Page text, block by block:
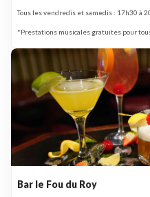
Tous les vendredis et samedis : 17h30 à
*Prestations musicales gratuites pour
Bar le Fou du Roy